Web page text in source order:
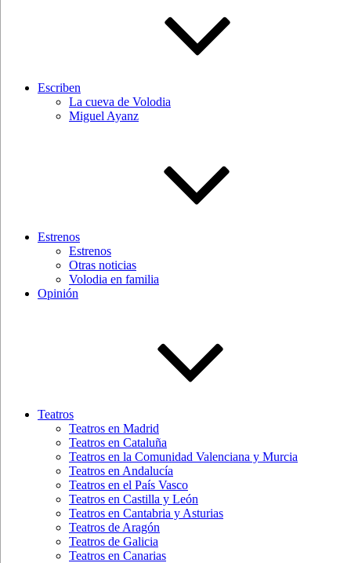
Escriben
La cueva de Volodia
Miguel Ayanz
Estrenos
Estrenos
Otras noticias
Volodia en familia
Opinión
Teatros
Teatros en Madrid
Teatros en Cataluña
Teatros en la Comunidad Valenciana y Murcia
Teatros en Andalucía
Teatros en el País Vasco
Teatros en Castilla y León
Teatros en Cantabria y Asturias
Teatros de Aragón
Teatros de Galicia
Teatros en Canarias